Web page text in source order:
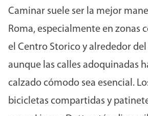
Caminar suele ser la mejor
Roma, especialmente en zonas
el Centro Storico y alrededor del
aunque las calles adoquinadas
calzado cómodo sea esencial.
bicicletas compartidas y